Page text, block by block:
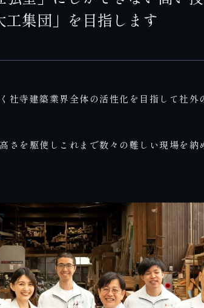
集団」を目指します
社寺建築業界全体の活性化を目指して社
を駆使しこれまで数々の難しい現場を納